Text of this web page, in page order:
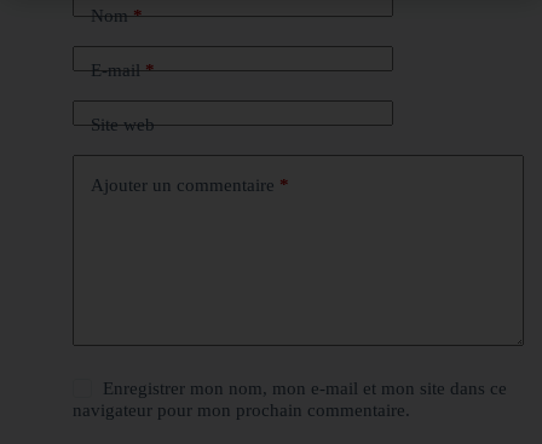
Nom*
E-mail*
Site web
Ajouter un commentaire *
Enregistrer mon nom, mon e-mail et mon site dans ce
navigateur pour mon prochain commentaire.